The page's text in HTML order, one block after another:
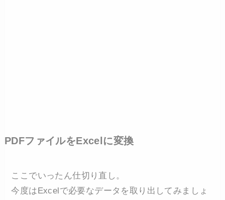
PDFファイルをExcelに変換
ここでいったん仕切り直し。
今度はExcelで必要なデータを取り出してみましょ